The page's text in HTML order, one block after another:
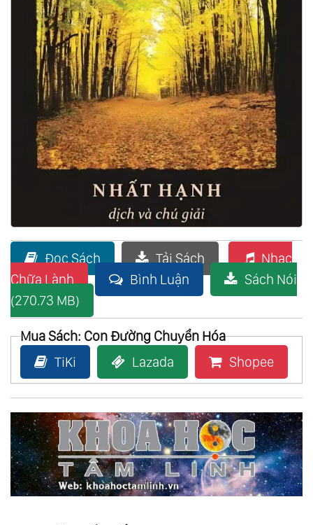
Đọc Sách Tải Sách
Nhạc
Chữa Lành
Bình Luận
Sách Nói
(270.73 MB)
Mua Sách: Con Đường Chuyển Hóa
TiKi
Lazada Shopee